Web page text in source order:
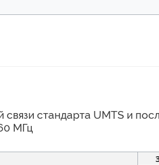
стандарта UMTS и
МГц